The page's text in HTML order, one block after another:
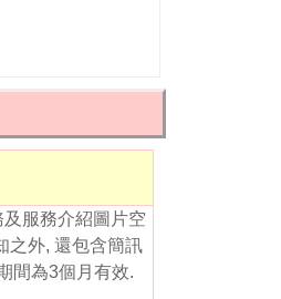
服務介紹圖片空
之外, 還包含簡訊
間為3個月有效.